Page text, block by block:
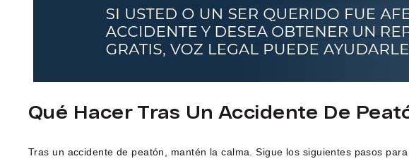
Qué Hacer Tras Un Accidente De
Tras un accidente de peatón, mantén la calma. Sigue los siguientes pasos